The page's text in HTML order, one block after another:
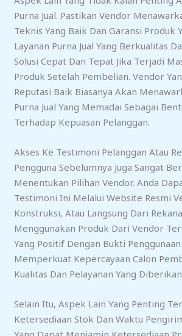
Purna Jual. Pastikan Vendor
Teknis Yang Baik Dan Garansi Produk
Layanan Purna Jual Yang Berkualitas
Solusi Cepat Dan Tepat Jika Terjadi
Produk Setelah Pembelian. Vendor
Reputasi Baik Biasanya Akan
Purna Jual Yang Memadai Sebagai
Terhadap Kepuasan Pelanggan.
Akses Ke Testimoni Pelanggan Atau
Pengguna Sebelumnya Juga Sangat
Menentukan Pilihan Vendor. Anda
Testimoni Ini Melalui Website Resmi
Konstruksi, Atau Langsung Dari
Menggunakan Produk Dari Vendor
Yang Positif Dengan Bukti
Memperkuat Kepercayaan Calon
Kualitas Dan Pelayanan Yang
Selain Itu, Aspek Lain Yang Penting
Ketersediaan Stok Dan Waktu